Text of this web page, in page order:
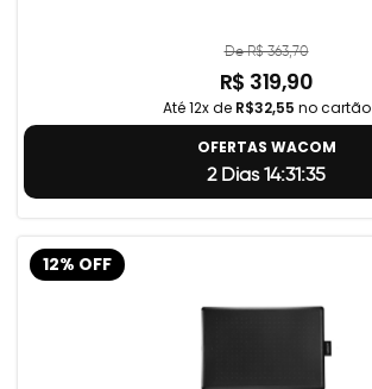
De R$ 363,70
R$ 319,90
Até 12x de R$32,55 no cartão
OFERTAS WACOM
2 Dias 14:31:34
12% OFF